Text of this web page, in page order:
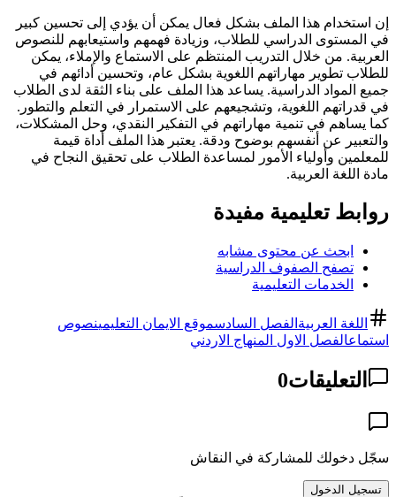
إن استخدام هذا الملف بشكل فعال يمكن أن يؤدي إلى تحسين كبير
في المستوى الدراسي للطلاب، وزيادة فهمهم واستيعابهم للنصوص
العربية. من خلال التدريب المنتظم على الاستماع والإملاء، يمكن
للطلاب تطوير مهاراتهم اللغوية بشكل عام، وتحسين أدائهم في
جميع المواد الدراسية. يساعد هذا الملف على بناء الثقة لدى الطلاب
في قدراتهم اللغوية، وتشجيعهم على الاستمرار في التعلم والتطور.
كما يساهم في تنمية مهاراتهم في التفكير النقدي، وحل المشكلات،
والتعبير عن أنفسهم بوضوح ودقة. يعتبر هذا الملف أداة قيمة
للمعلمين وأولياء الأمور لمساعدة الطلاب على تحقيق النجاح في
مادة اللغة العربية.
روابط تعليمية مفيدة
ابحث عن محتوى مشابه
تصفح الصفوف الدراسية
الخدمات التعليمية
اللغة العربية الفصل السادسموقع الايمان التعليمينصوص
استماعالفصل الاول المنهاج الاردني
التعليقات0
سجّل دخولك للمشاركة في النقاش
تسجيل الدخول